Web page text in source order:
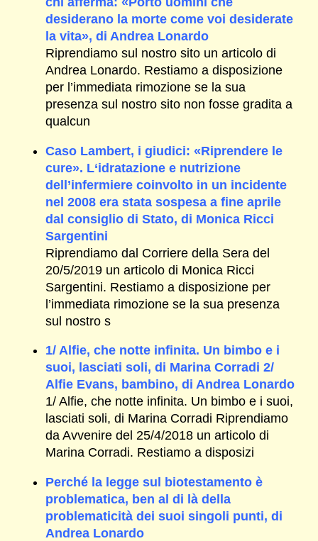
desiderano la morte come voi desiderate
la vita», di Andrea Lonardo
Riprendiamo sul nostro sito un articolo di
Andrea Lonardo. Restiamo a disposizione
per l’immediata rimozione se la sua
presenza sul nostro sito non fosse gradita a
qualcun
Caso Lambert, i giudici: «Riprendere le
cure». L‘idratazione e nutrizione
dell’infermiere coinvolto in un incidente
nel 2008 era stata sospesa a fine aprile
dal consiglio di Stato, di Monica Ricci
Sargentini
Riprendiamo dal Corriere della Sera del
20/5/2019 un articolo di Monica Ricci
Sargentini. Restiamo a disposizione per
l’immediata rimozione se la sua presenza
sul nostro s
1/ Alfie, che notte infinita. Un bimbo e i
suoi, lasciati soli, di Marina Corradi 2/
Alfie Evans, bambino, di Andrea Lonardo
1/ Alfie, che notte infinita. Un bimbo e i suoi,
lasciati soli, di Marina Corradi Riprendiamo
da Avvenire del 25/4/2018 un articolo di
Marina Corradi. Restiamo a disposizi
Perché la legge sul biotestamento è
problematica, ben al di là della
problematicità dei suoi singoli punti, di
Andrea Lonardo